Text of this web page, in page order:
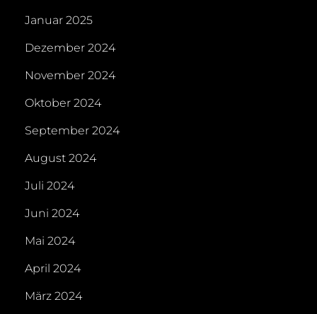
Januar 2025
Dezember 2024
November 2024
Oktober 2024
September 2024
August 2024
Juli 2024
Juni 2024
Mai 2024
April 2024
März 2024